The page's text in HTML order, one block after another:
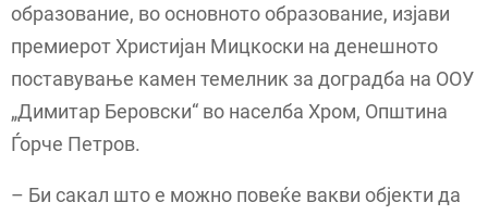
образование, во основното образование, изјави
премиерот Христијан Мицкоски на денешното
поставување камен темелник за доградба на ООУ
„Димитар Беровски“ во населба Хром, Општина
Ѓорче Петров.
– Би сакал што е можно повеќе вакви објекти да